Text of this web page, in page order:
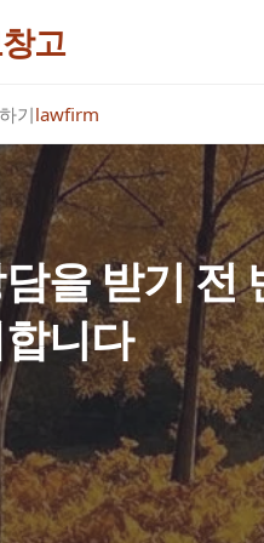
고
기lawfirm
을 받기 전
니다